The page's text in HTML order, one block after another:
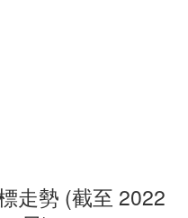
走勢 (截至 2022